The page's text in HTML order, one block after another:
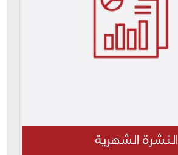
النشرة الشهرية